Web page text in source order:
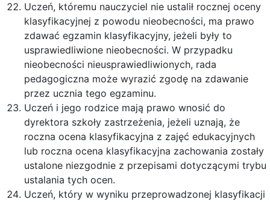
Uczeń, któremu nauczyciel nie ustalił rocznej oceny
klasyfikacyjnej z powodu nieobecności, ma prawo
zdawać egzamin klasyfikacyjny, jeżeli były to
usprawiedliwione nieobecności. W przypadku
nieobecności nieusprawiedliwionych, rada
pedagogiczna może wyrazić zgodę na zdawanie
przez ucznia tego egzaminu.
Uczeń i jego rodzice mają prawo wnosić do
dyrektora szkoły zastrzeżenia, jeżeli uznają, że
roczna ocena klasyfikacyjna z zajęć edukacyjnych
lub roczna ocena klasyfikacyjna zachowania zostały
ustalone niezgodnie z przepisami dotyczącymi trybu
ustalania tych ocen.
Uczeń, który w wyniku przeprowadzonej klasyfikacji